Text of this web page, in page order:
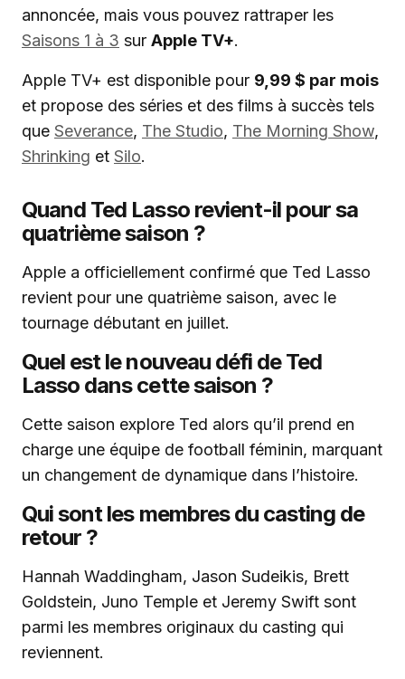
annoncée, mais vous pouvez rattraper les
Saisons 1 à 3 sur Apple TV+.
Apple TV+ est disponible pour 9,99 $ par mois
et propose des séries et des films à succès tels
que Severance, The Studio, The Morning Show,
Shrinking et Silo.
Quand Ted Lasso revient-il pour sa
quatrième saison ?
Apple a officiellement confirmé que Ted Lasso
revient pour une quatrième saison, avec le
tournage débutant en juillet.
Quel est le nouveau défi de Ted
Lasso dans cette saison ?
Cette saison explore Ted alors qu’il prend en
charge une équipe de football féminin, marquant
un changement de dynamique dans l’histoire.
Qui sont les membres du casting de
retour ?
Hannah Waddingham, Jason Sudeikis, Brett
Goldstein, Juno Temple et Jeremy Swift sont
parmi les membres originaux du casting qui
reviennent.